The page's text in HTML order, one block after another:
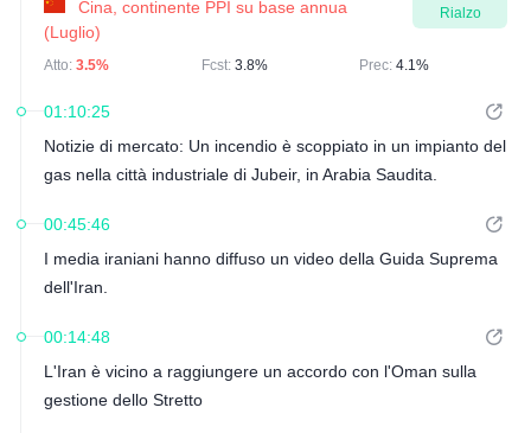
Cina, continente PPI su base annua
(Luglio)
Rialzo
Atto: 3.5% Fcst: 3.8% Prec: 4.1%
01:10:25
Notizie di mercato: Un incendio è scoppiato in un impianto del
gas nella città industriale di Jubeir, in Arabia Saudita.
00:45:46
I media iraniani hanno diffuso un video della Guida Suprema
dell'Iran.
00:14:48
L'Iran è vicino a raggiungere un accordo con l'Oman sulla
gestione dello Stretto